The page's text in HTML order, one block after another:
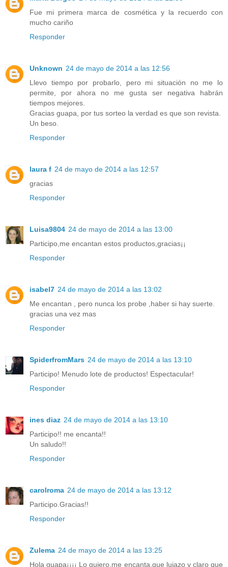
Fue mi primera marca de cosmética y la recuerdo con
mucho cariño
Responder
Unknown 24 de mayo de 2014 a las 12:56
Llevo tiempo por probarlo, pero mi situación no me lo
permite, por ahora no me gusta ser negativa habrán
tiempos mejores.
Gracias guapa, por tus sorteo la verdad es que son revista.
Un beso.
Responder
laura f 24 de mayo de 2014 a las 12:57
gracias
Responder
Luisa9804 24 de mayo de 2014 a las 13:00
Participo,me encantan estos productos,gracias¡¡
Responder
isabel7 24 de mayo de 2014 a las 13:02
Me encantan , pero nunca los probe ,haber si hay suerte.
gracias una vez mas
Responder
SpiderfromMars 24 de mayo de 2014 a las 13:10
Participo! Menudo lote de productos! Espectacular!
Responder
ines diaz 24 de mayo de 2014 a las 13:10
Participo!! me encanta!!
Un saludo!!
Responder
carolroma 24 de mayo de 2014 a las 13:12
Participo.Gracias!!
Responder
Zulema 24 de mayo de 2014 a las 13:25
Hola guapa¡¡¡¡ Lo quiero,me encanta,que lujazo y claro que